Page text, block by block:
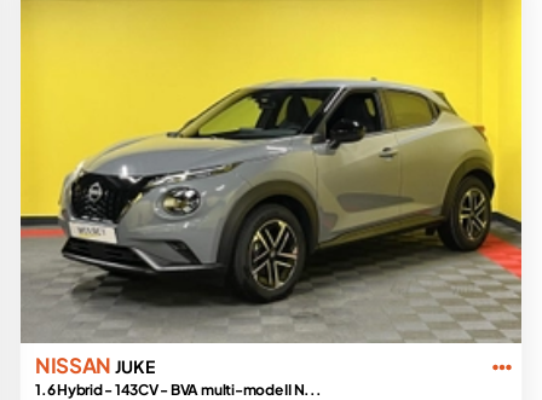
NISSAN JUKE
1.6 Hybrid - 143CV - BVA multi-mode II N...